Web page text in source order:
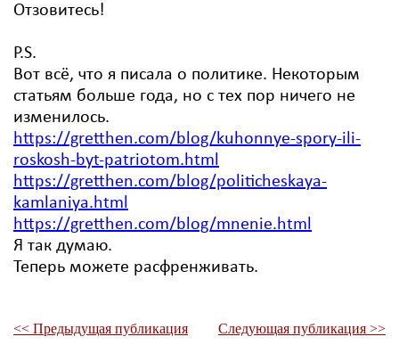
Отзовитесь!
P.S.
Вот всё, что я писала о политике. Некоторым
статьям больше года, но с тех пор ничего не
изменилось.
https://gretthen.com/blog/kuhonnye-spory-ili-
roskosh-byt-patriotom.html
https://gretthen.com/blog/politicheskaya-
kamlaniya.html
https://gretthen.com/blog/mnenie.html
Я так думаю.
Теперь можете расфренживать.
<< Предыдущая публикация Следующая публикация >>